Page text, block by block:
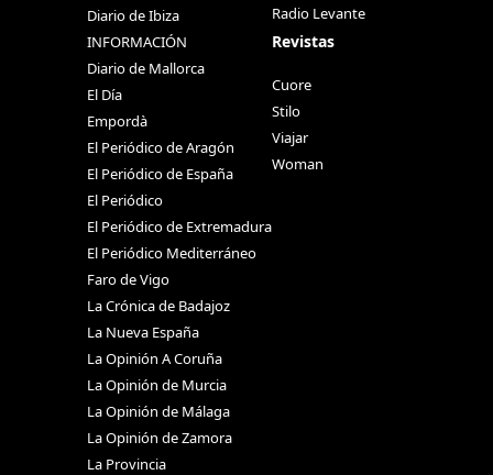
Diario de Ibiza
INFORMACIÓN
Diario de Mallorca
El Día
Empordà
El Periódico de Aragón
El Periódico de España
El Periódico
El Periódico de Extremadura
El Periódico Mediterráneo
Faro de Vigo
La Crónica de Badajoz
La Nueva España
La Opinión A Coruña
La Opinión de Murcia
La Opinión de Málaga
La Opinión de Zamora
La Provincia
Radio Levante
Revistas
Cuore
Stilo
Viajar
Woman